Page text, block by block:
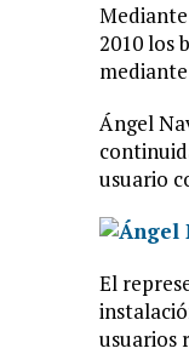
2010 los
Ángel
usuario
El
usuarios